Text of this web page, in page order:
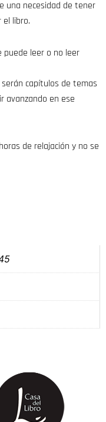
una necesidad de tener
libro.
puede leer o no leer
capítulos de temas
avanzando en ese
de relajación y no se